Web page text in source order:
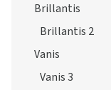
Brillantis
Brillantis 2
Vanis
Vanis 3